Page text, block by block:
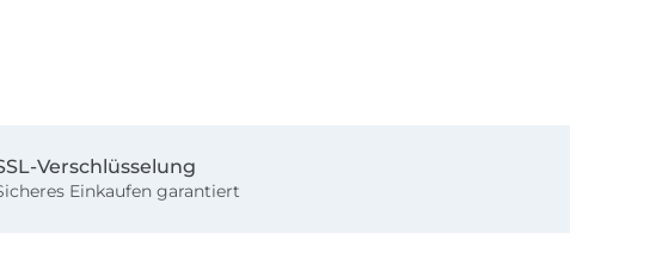
Verschlüsselung
Einkaufen garantiert